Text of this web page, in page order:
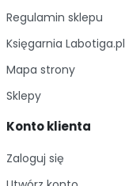
Regulamin sklepu
Księgarnia Labotiga.pl
Mapa strony
Sklepy
Konto klienta
Zaloguj się